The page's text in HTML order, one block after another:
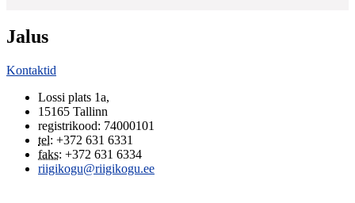
Jalus
Kontaktid
Lossi plats 1a,
15165 Tallinn
registrikood: 74000101
tel: +372 631 6331
faks: +372 631 6334
riigikogu@riigikogu.ee